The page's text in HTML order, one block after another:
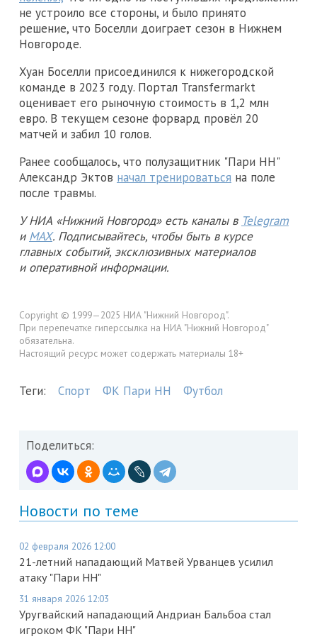
не устроило все стороны, и было принято
решение, что Боселли доиграет сезон в Нижнем
Новгороде.
Хуан Боселли присоединился к нижегородской
команде в 2023 году. Портал Transfermarkt
оценивает его рыночную стоимость в 1,2 млн
евро. В текущем сезоне форвард провёл 20
матчей и забил 10 голов.
Ранее сообщалось, что полузащитник "Пари НН"
Александр Эктов начал тренироваться на поле
после травмы.
У НИА «Нижний Новгород» есть каналы в Telegram
и MAX. Подписывайтесь, чтобы быть в курсе
главных событий, эксклюзивных материалов
и оперативной информации.
Copyright © 1999—2025 НИА "Нижний Новгород".
При перепечатке гиперссылка на НИА "Нижний Новгород"
обязательна.
Настоящий ресурс может содержать материалы 18+
Теги: Спорт ФК Пари НН Футбол
Поделиться:
Новости по теме
02 февраля 2026 12:00
21-летний нападающий Матвей Урванцев усилил
атаку "Пари НН"
31 января 2026 12:03
Уругвайский нападающий Андриан Бальбоа стал
игроком ФК "Пари НН"